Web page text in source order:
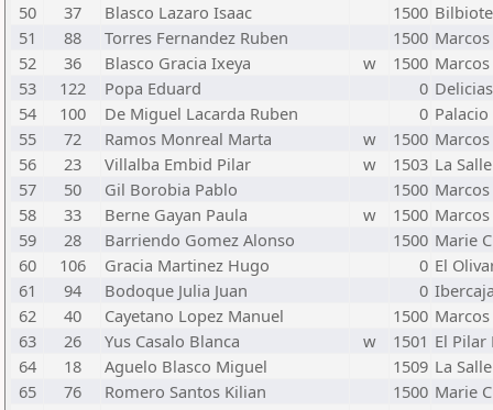
50
37 Blasco Lazaro Isaac 1500
51
88 Torres Fernandez Ruben 1500
52
36 Blasco Gracia Ixeya w 1500
53
122 Popa Eduard 0 Delicias
54
100 De Miguel Lacarda Ruben 0
55
72 Ramos Monreal Marta w 1500
56
23 Villalba Embid Pilar w 1503 La
57
50 Gil Borobia Pablo 1500
58
33 Berne Gayan Paula w 1500
59
28 Barriendo Gomez Alonso 1500 Marie
60
106 Gracia Martinez Hugo 0 El
61
94 Bodoque Julia Juan 0
62
40 Cayetano Lopez Manuel 1500
63
26 Yus Casalo Blanca w 1501 El Pilar
64
18 Aguelo Blasco Miguel 1509 La
65
76 Romero Santos Kilian 1500 Marie